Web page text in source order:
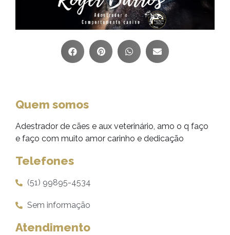
Quem somos
Adestrador de cães e aux veterinário, amo o q faço
e faço com muito amor carinho e dedicação
Telefones
(51) 99895-4534
Sem informação
Atendimento